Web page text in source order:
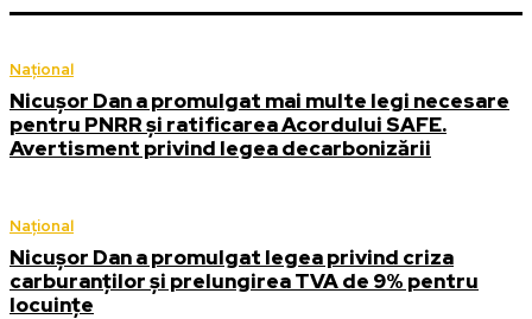
Național
Nicușor Dan a promulgat mai multe legi necesare
pentru PNRR și ratificarea Acordului SAFE.
Avertisment privind legea decarbonizării
Național
Nicușor Dan a promulgat legea privind criza
carburanților și prelungirea TVA de 9% pentru
locuințe